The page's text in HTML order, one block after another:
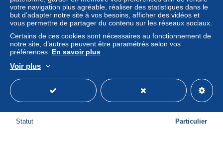
BIRD BIRDS
± 0,59 $US
Statut Particulier
votre navigation plus agréable, réaliser des statistiques dans le
but d’adapter notre site à vos besoins, afficher des vidéos et
vous permettre de partager du contenu sur les réseaux sociaux.
Certains de ces cookies sont nécessaires au fonctionnement de
notre site, d’autres peuvent être paramétrés selon vos
préférences. En savoir plus
Voir plus